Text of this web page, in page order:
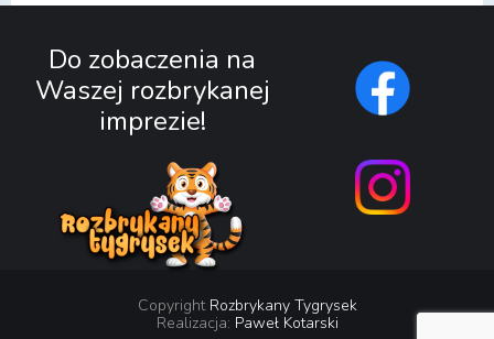
Do zobaczenia na
Waszej rozbrykanej
imprezie!
Copyright Rozbrykany Tygrysek
Realizacja: Paweł Kotarski